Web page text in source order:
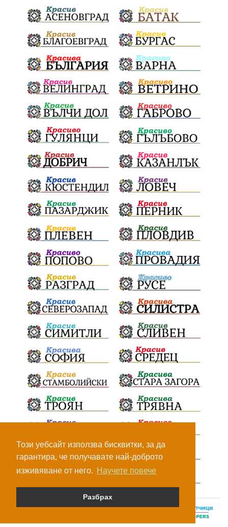
Този уебсайт използва бисквитки, за да
гарантира, че получавате най-доброто
изживяване от него. Научете повече
Разбрах
© Всички права са запазени, 2026.